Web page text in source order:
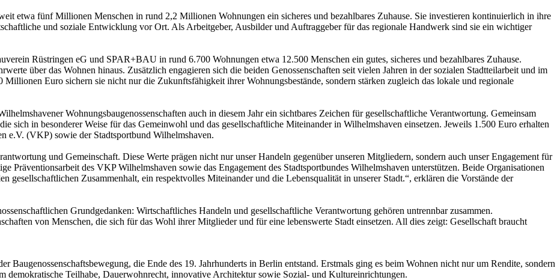
etwa fünf Millionen Menschen in rund 2,2 Millionen Wohnungen ein sicheres und bezahlbares Zuhause. Sie investieren kontinuierlich in ihre
und soziale Entwicklung vor Ort. Als Arbeitgeber, Ausbilder und Auftraggeber für das regionale Handwerk sind sie ein wichtiger
Rüstringen eG und SPAR+BAU in rund 6.700 Wohnungen etwa 12.500 Menschen ein gutes, sicheres und bezahlbares Zuhause.
über das Wohnen hinaus. Zusätzlich engagieren sich die beiden Genossenschaften seit vielen Jahren in der sozialen Stadtteilarbeit und im
Euro sichern sie nicht nur die Zukunftsfähigkeit ihrer Wohnungsbestände, sondern stärken zugleich das lokale und regionale
Wohnungsbaugenossenschaften auch in diesem Jahr ein sichtbares Zeichen für gesellschaftliche Verantwortung. Gemeinsam
sich in besonderer Weise für das Gemeinwohl und das gesellschaftliche Miteinander in Wilhelmshaven einsetzen. Jeweils 1.500 Euro erhalten
e.V. (VKP) sowie der Stadtsportbund Wilhelmshaven.
und Gemeinschaft. Diese Werte prägen nicht nur unser Handeln gegenüber unseren Mitgliedern, sondern auch unser Engagement für
Präventionsarbeit des VKP Wilhelmshaven sowie das Engagement des Stadtsportbundes Wilhelmshaven unterstützen. Beide Organisationen
gesellschaftlichen Zusammenhalt, ein respektvolles Miteinander und die Lebensqualität in unserer Stadt.“, erklären die Vorstände der
Grundgedanken: Wirtschaftliches Handeln und gesellschaftliche Verantwortung gehören untrennbar zusammen.
von Menschen, die sich für das Wohl ihrer Mitglieder und für eine lebenswerte Stadt einsetzen. All dies zeigt: Gesellschaft braucht
Baugenossenschaftsbewegung, die Ende des 19. Jahrhunderts in Berlin entstand. Erstmals ging es beim Wohnen nicht nur um Rendite, sondern
demokratische Teilhabe, Dauerwohnrecht, innovative Architektur sowie Sozial- und Kultureinrichtungen.